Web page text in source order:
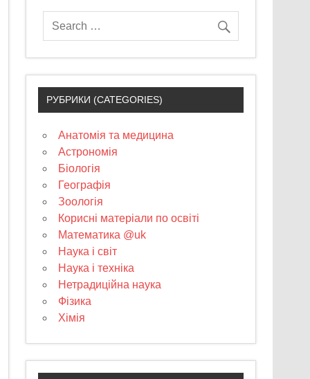
РУБРИКИ (CATEGORIES)
Анатомія та медицина
Астрономія
Біологія
Географія
Зоологія
Корисні матеріали по освіті
Математика @uk
Наука і світ
Наука і техніка
Нетрадиційна наука
Фізика
Хімія